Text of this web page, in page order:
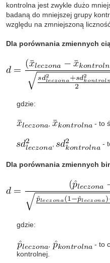
kontrolna jest zwykle dużo
badaną do mniejszej grupy
względu na zmniejszoną
Dla porównania zmiennych
gdzie:
- to
-
Dla porównania zmiennych
gdzie:
- to
kontrolnej.